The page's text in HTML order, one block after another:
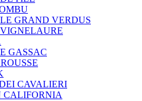
GRAND VERDUS
GASSAC
CAVALIERI
CALIFORNIA